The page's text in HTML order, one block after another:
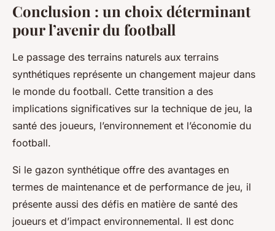
Conclusion : un choix déterminant
pour l’avenir du football
Le passage des terrains naturels aux terrains
synthétiques représente un changement majeur dans
le monde du football. Cette transition a des
implications significatives sur la technique de jeu, la
santé des joueurs, l’environnement et l’économie du
football.
Si le gazon synthétique offre des avantages en
termes de maintenance et de performance de jeu, il
présente aussi des défis en matière de santé des
joueurs et d’impact environnemental. Il est donc